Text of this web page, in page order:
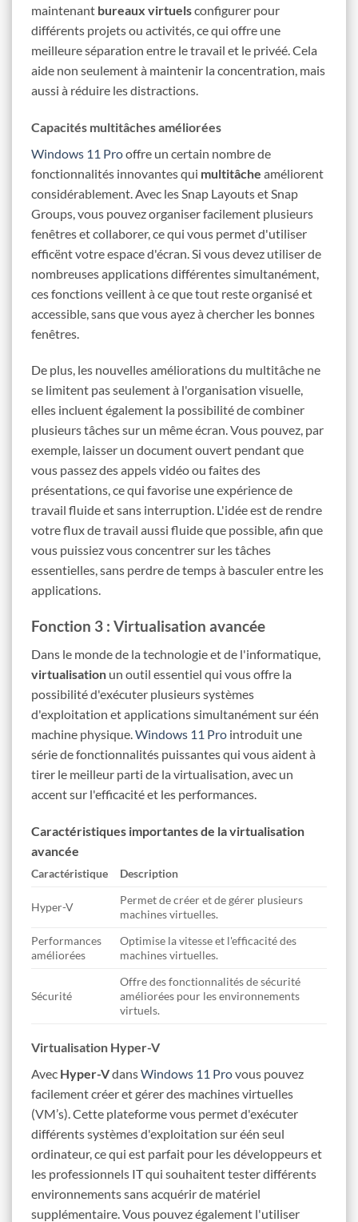
maintenant bureaux virtuelsconfigurer pour
différents projets ou activités, ce qui offre une
meilleure séparation entre le travail et le privéé. Cela
aide non seulement à maintenir la concentration, mais
aussi à réduire les distractions.
Capacités multitâches améliorées
Windows 11 Prooffre un certain nombre de
fonctionnalités innovantes qui multitâche améliorent
considérablement. Avec les Snap Layouts et Snap
Groups, vous pouvez organiser facilement plusieurs
fenêtres et collaborer, ce qui vous permet d'utiliser
efficënt votre espace d'écran. Si vous devez utiliser de
nombreuses applications différentes simultanément,
ces fonctions veillent à ce que tout reste organisé et
accessible, sans que vous ayez à chercher les bonnes
fenêtres.
De plus, les nouvelles améliorations du multitâche ne
se limitent pas seulement à l'organisation visuelle,
elles incluent également la possibilité de combiner
plusieurs tâches sur un même écran. Vous pouvez, par
exemple, laisser un document ouvert pendant que
vous passez des appels vidéo ou faites des
présentations, ce qui favorise une expérience de
travail fluide et sans interruption. L'idée est de rendre
votre flux de travail aussi fluide que possible, afin que
vous puissiez vous concentrer sur les tâches
essentielles, sans perdre de temps à basculer entre les
applications.
Fonction 3 : Virtualisation avancée
Dans le monde de la technologie et de l'informatique,
virtualisation un outil essentiel qui vous offre la
possibilité d'exécuter plusieurs systèmes
d'exploitation et applications simultanément sur één
machine physique. Windows 11 Pro introduit une
série de fonctionnalités puissantes qui vous aident à
tirer le meilleur parti de la virtualisation, avec un
accent sur l'efficacité et les performances.
Caractéristiques importantes de la virtualisation
avancée
Caractéristique Description
Hyper-V
Permet de créer et de gérer plusieurs
machines virtuelles.
Performances
améliorées
Optimise la vitesse et l'efficacité des
machines virtuelles.
Sécurité
Offre des fonctionnalités de sécurité
améliorées pour les environnements
virtuels.
Virtualisation Hyper-V
Avec Hyper-VdansWindows 11 Provous pouvez
facilement créer et gérer des machines virtuelles
(VM’s). Cette plateforme vous permet d'exécuter
différents systèmes d'exploitation sur één seul
ordinateur, ce qui est parfait pour les développeurs et
les professionnels IT qui souhaitent tester différents
environnements sans acquérir de matériel
supplémentaire. Vous pouvez également l'utiliser